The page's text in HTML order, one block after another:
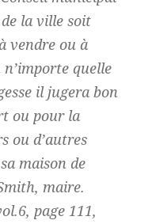
la ville soit
vendre ou à
quelle
il jugera bon
ou pour la
ou d’autres
maison de
maire.
page 111,